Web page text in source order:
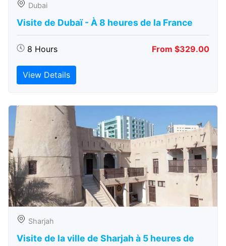
Dubai
Visite de Dubaï - À 8 heures de la France
8 Hours From $329.00
View Details
Sharjah
Visite de la ville de Sharjah à 5 heures de